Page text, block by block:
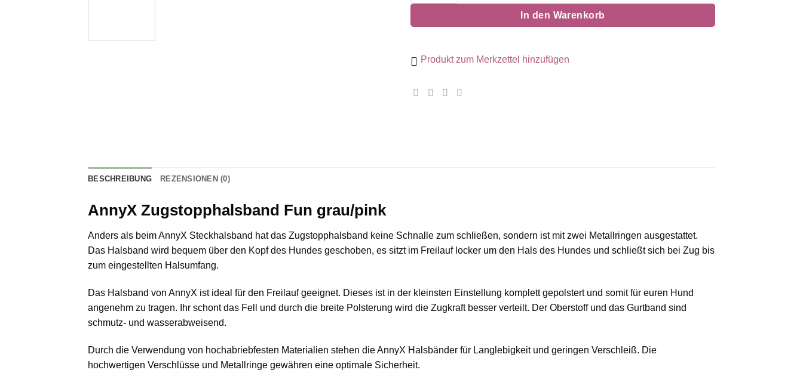
In den Warenkorb
Produkt zum Merkzettel hinzufügen
BESCHREIBUNG REZENSIONEN (0)
AnnyX Zugstopphalsband Fun grau/pink
Anders als beim AnnyX Steckhalsband hat das Zugstopphalsband keine Schnalle zum schließen, sondern ist mit zwei Metallringen ausgestattet.
Das Halsband wird bequem über den Kopf des Hundes geschoben, es sitzt im Freilauf locker um den Hals des Hundes und schließt sich bei Zug bis
zum eingestellten Halsumfang.
Das Halsband von AnnyX ist ideal für den Freilauf geeignet. Dieses ist in der kleinsten Einstellung komplett gepolstert und somit für euren Hund
angenehm zu tragen. Ihr schont das Fell und durch die breite Polsterung wird die Zugkraft besser verteilt. Der Oberstoff und das Gurtband sind
schmutz- und wasserabweisend.
Durch die Verwendung von hochabriebfesten Materialien stehen die AnnyX Halsbänder für Langlebigkeit und geringen Verschleiß. Die
hochwertigen Verschlüsse und Metallringe gewähren eine optimale Sicherheit.